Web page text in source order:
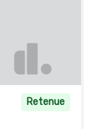
Retenue